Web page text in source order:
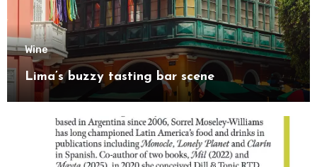
Wine
Lima’s buzzy tasting bar scene